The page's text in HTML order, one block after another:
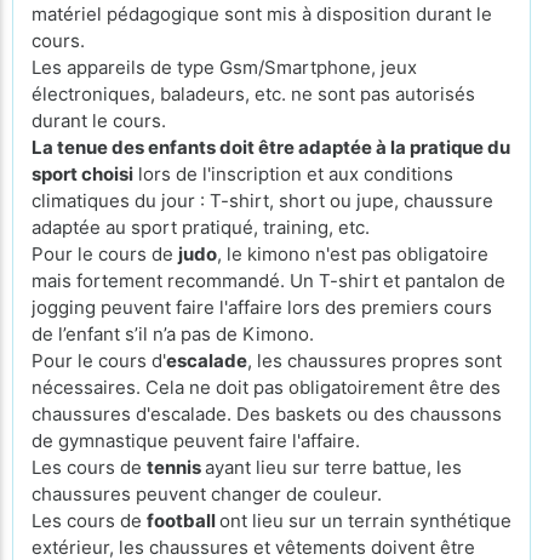
matériel pédagogique sont mis à disposition durant le
cours.
Les appareils de type Gsm/Smartphone, jeux
électroniques, baladeurs, etc. ne sont pas autorisés
durant le cours.
La tenue des enfants doit être adaptée à la pratique du
sport choisi lors de l'inscription et aux conditions
climatiques du jour : T-shirt, short ou jupe, chaussure
adaptée au sport pratiqué, training, etc.
Pour le cours de judo, le kimono n'est pas obligatoire
mais fortement recommandé. Un T-shirt et pantalon de
jogging peuvent faire l'affaire lors des premiers cours
de l’enfant s’il n’a pas de Kimono.
Pour le cours d'escalade, les chaussures propres sont
nécessaires. Cela ne doit pas obligatoirement être des
chaussures d'escalade. Des baskets ou des chaussons
de gymnastique peuvent faire l'affaire.
Les cours de tennisayant lieu sur terre battue, les
chaussures peuvent changer de couleur.
Les cours de footballont lieu sur un terrain synthétique
extérieur, les chaussures et vêtements doivent être